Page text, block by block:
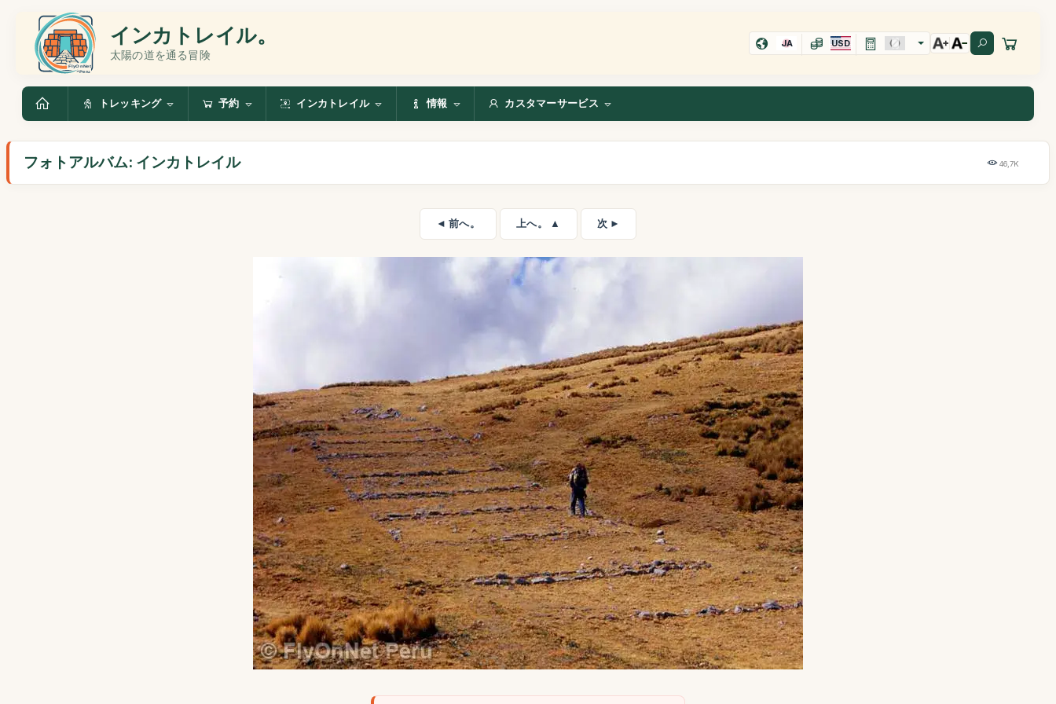
インカトレイル。
太陽の道を通る冒険
JA USD
トレッキング 予約 インカトレイル 情報 カスタマーサービス
フォトアルバム: インカトレイル 46,7K
◄ 前へ。 上へ。 ▲ 次 ►